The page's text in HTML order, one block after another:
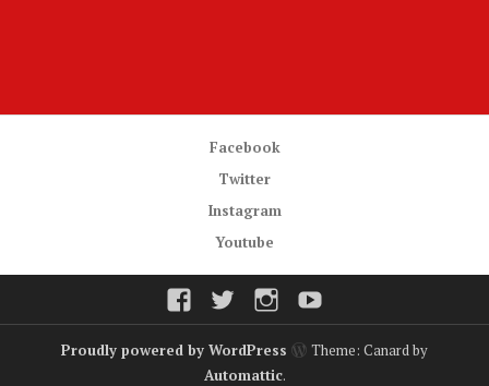
Facebook
Twitter
Instagram
Youtube
FacebookTwitterInstagram
Proudly powered by WordPress
Theme: Canard by
Automattic.